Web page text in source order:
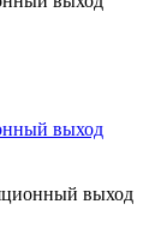
выход
выход